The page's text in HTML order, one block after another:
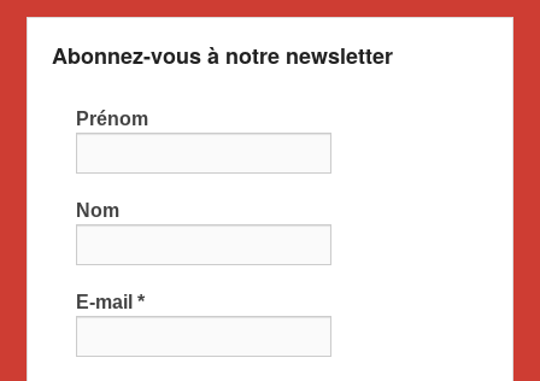
Abonnez-vous à notre newsletter
Prénom
Nom
E-mail*